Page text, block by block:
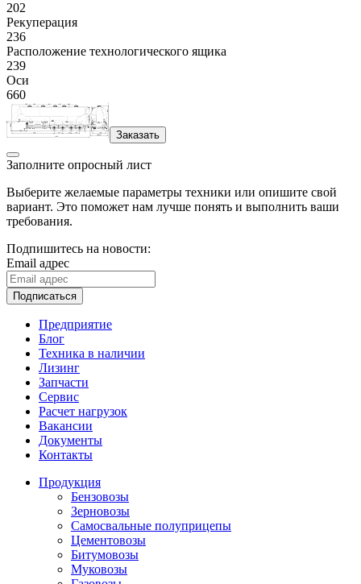
202
Рекуперация
236
Расположение технологического ящика
239
Оси
660
Заказать
Заполните опросный лист
Выберите желаемые параметры техники или опишите свой
вариант. Это поможет нам лучше понять и выполнить ваши
требования.
Подпишитесь на новости:
Email адрес
Подписаться
Предприятие
Блог
Техника в наличии
Лизинг
Запчасти
Сервис
Расчет нагрузок
Вакансии
Документы
Контакты
Продукция
Бензовозы
Зерновозы
Самосвальные полуприцепы
Цементовозы
Битумовозы
Муковозы